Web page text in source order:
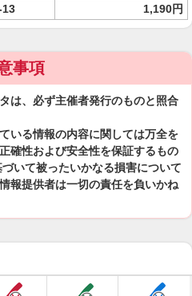
13
1,190円
事項
は、必ず主催者発行のものと照合
いる情報の内容に関しては万全を
確性および安全性を保証するもの
いて被ったいかなる損害について
報提供者は一切の責任を負いかね